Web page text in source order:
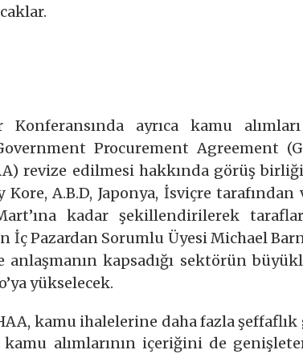
Konferansında ayrıca kamu
Procurement Agreement
revize edilmesi hakkında görüş
Kore, A.B.D, Japonya, İsviçre
kadar şekillendirilerek
İç Pazardan Sorumlu Üyesi Michael
anlaşmanın kapsadığı sektörün
yükselecek.
kamu ihalelerine daha fazla şeffaflık
kamu alımlarının içeriğini de